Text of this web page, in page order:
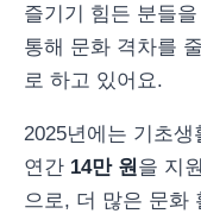
즐기기 힘든 분들
통해 문화 격차를
로 하고 있어요.
2025년에는 기초
연간 14만 원 을 지
으로, 더 많은 문화